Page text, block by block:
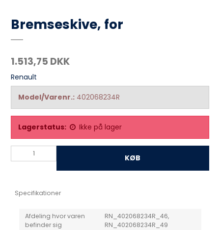
Bremseskive, for
1.513,75 DKK
Renault
Model/Varenr.: 402068234R
Lagerstatus: Ikke på lager
KØB
Specifikationer
Afdeling hvor varen
befinder sig
RN_402068234R_46,
RN_402068234R_49